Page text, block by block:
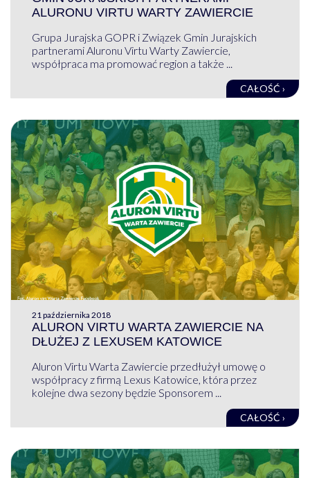
ALURONU VIRTU WARTY ZAWIERCIE
Grupa Jurajska GOPR i Związek Gmin Jurajskich
partnerami Aluronu Virtu Warty Zawiercie,
współpraca ma promować region a także ...
CAŁOŚĆ ›
21 października 2018
ALURON VIRTU WARTA ZAWIERCIE NA
DŁUŻEJ Z LEXUSEM KATOWICE
Aluron Virtu Warta Zawiercie przedłużył umowę o
współpracy z firmą Lexus Katowice, która przez
kolejne dwa sezony będzie Sponsorem ...
CAŁOŚĆ ›